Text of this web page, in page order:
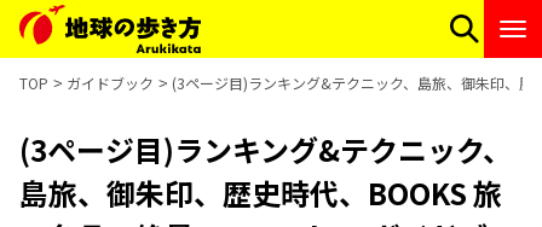
TOP ガイドブック (3ページ目)ランキング&テクニック、島旅、御朱印、
(3ページ目)ランキング&テクニック、
島旅、御朱印、歴史時代、BOOKS 旅